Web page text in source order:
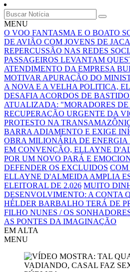
MENU
O VOO FANTASMA E O BOATO
DE AVIÃO COM JOVENS DE
REPERCUSSÃO NAS REDES
PASSAGEIROS LEVANTAM
ATENDIMENTO DA EMPRESA
MOTIVAR APURAÇÃO DO
A NOVA E A VELHA POLITICA,
DESAFIA ACORDOS DE
ATUALIZADA: "MORADORES
RECUPERAÇÃO URGENTE DA
PROTESTO NA
BARRA ADIAMENTO E EXIGE
OBRA MILIONÁRIA DE
EM CONVENÇÃO, ELLAYNE
POR UM NOVO PARÁ E
DEFENDER OS EXCLUIDOS
ELLAYNE D'ALMEIDA AMPLIA
ELEITORAL DE 2.026 MUITO
DESENVOLVIMENTO: A CONTA
HÉLDER BARBALHO TERÁ DE
FILHO NUNES / OS
AS PONTES DA IMAGINAÇÃO
EM ALTA
MENU